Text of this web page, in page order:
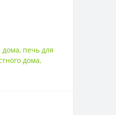
дома, печь для
дома,